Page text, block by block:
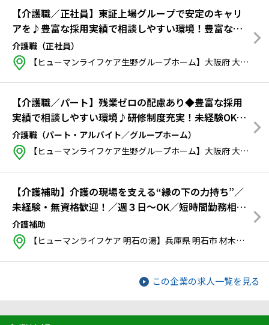
【介護職／正社員】東証上場グループで安定のキャリ
アを♪豊富な採用実績で相談しやすい環境！豊富な研
修制度
介護職（正社員）
【ヒューマンライフケア生野グループホーム】大阪府 大阪市生野区 小路2丁目2番2号
【介護職／パート】残業ゼロの配慮あり◆豊富な採用
実績で相談しやすい環境♪研修制度充実！未経験OK・
週3日〜OK・短時間勤務も相談可！
介護職（パート・アルバイト／グループホーム）
【ヒューマンライフケア生野グループホーム】大阪府 大阪市生野区 小路2丁目2番2号
【介護補助】介護の現場を支える“縁の下の力持ち”／
未経験・無資格歓迎！／週３日～OK／短時間勤務相談
可
介護補助
【ヒューマンライフケア 明石の湯】兵庫県 明石市 材木町11-20 メゾンラメール1階
この企業の求人一覧を見る